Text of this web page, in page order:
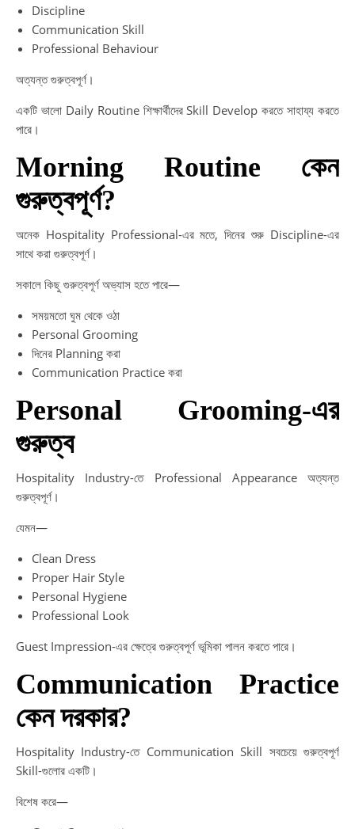
Discipline
Communication Skill
Professional Behaviour
অত্যন্ত গুরুত্বপূর্ণ।
একটি ভালো Daily Routine শিক্ষার্থীদের Skill Develop করতে সাহায্য করতে
পারে।
Morning Routine কেন
গুরুত্বপূর্ণ?
অনেক Hospitality Professional-এর মতে, দিনের শুরু Discipline-এর
সাথে করা গুরুত্বপূর্ণ।
সকালে কিছু গুরুত্বপূর্ণ অভ্যাস হতে পারে—
সময়মতো ঘুম থেকে ওঠা
Personal Grooming
দিনের Planning করা
Communication Practice করা
Personal Grooming-এর
গুরুত্ব
Hospitality Industry-তে Professional Appearance অত্যন্ত
গুরুত্বপূর্ণ।
যেমন—
Clean Dress
Proper Hair Style
Personal Hygiene
Professional Look
Guest Impression-এর ক্ষেত্রে গুরুত্বপূর্ণ ভূমিকা পালন করতে পারে।
Communication Practice
কেন দরকার?
Hospitality Industry-তে Communication Skill সবচেয়ে গুরুত্বপূর্ণ
Skill-গুলোর একটি।
বিশেষ করে—